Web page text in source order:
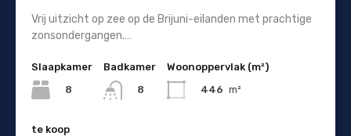
Vrij uitzicht op zee op de Brijuni-eilanden met prachtige
zonsondergangen.…
Slaapkamer
8
Badkamer
8
Woonoppervlak (m²)
446 m²
te koop